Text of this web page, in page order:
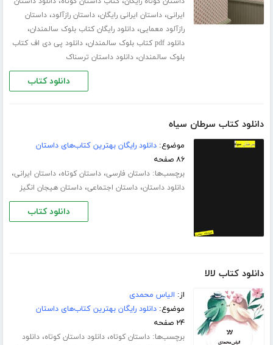
ایرانی،داستان ایرانی رایگان،داستان رازآلود،داستان
رازآلود معمایی،دانلود رایگان کتاب بلوک سالمندان،
دانلود pdf کتاب بلوک سالمندان ،دانلود پی دی اف کتاب
بلوک سالمندان،دانلود داستان ترسناک
دانلود کتاب
دانلود کتاب سرطان سیاه
موضوع:دانلود رایگان بهترین کتاب‌های داستان
۸۶ صفحه
برچسب‌ها:داستان فارسی،داستان کوتاه،داستان ایرانی،
دانلود داستان،داستان اجتماعی،داستان هیجان انگیز
دانلود کتاب
دانلود کتاب لالا
از: الیاس محمدی
موضوع:دانلود رایگان بهترین کتاب‌های داستان
۲۴ صفحه
برچسب‌ها:داستان کوتاه،دانلود داستان کوتاه،دانلود